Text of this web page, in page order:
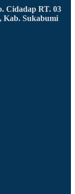
Cidadap RT. 03
Kab. Sukabumi